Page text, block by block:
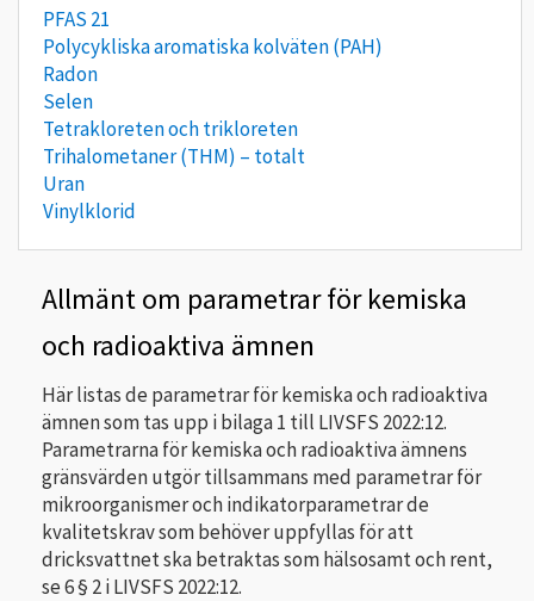
PFAS 21
Polycykliska aromatiska kolväten (PAH)
Radon
Selen
Tetrakloreten och trikloreten
Trihalometaner (THM) – totalt
Uran
Vinylklorid
Allmänt om parametrar för kemiska
och radioaktiva ämnen
Här listas de parametrar för kemiska och radioaktiva
ämnen som tas upp i bilaga 1 till LIVSFS 2022:12.
Parametrarna för kemiska och radioaktiva ämnens
gränsvärden utgör tillsammans med parametrar för
mikroorganismer och indikatorparametrar de
kvalitetskrav som behöver uppfyllas för att
dricksvattnet ska betraktas som hälsosamt och rent,
se 6 § 2 i LIVSFS 2022:12.